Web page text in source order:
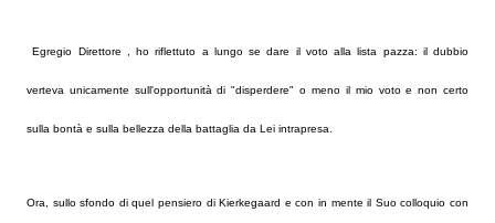
Egregio Direttore , ho riflettuto a lungo se dare il voto alla lista pazza: il dubbio
verteva unicamente sull'opportunità di "disperdere" o meno il mio voto e non certo
sulla bontà e sulla bellezza della battaglia da Lei intrapresa.
Ora, sullo sfondo di quel pensiero di Kierkegaard e con in mente il Suo colloquio con